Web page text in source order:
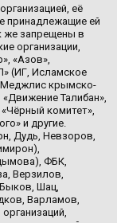
её
принадлежащие ей
же запрещены в
организации,
«Азов»,
(ИГ, Исламское
крымско-
Талибан»,
комитет»,
и другие.
Дудь, Невзоров,
ФБК,
Верзилов,
Шац,
Варламов,